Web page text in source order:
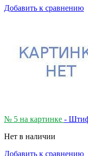
Добавить к сравнению
№ 5 на картинке -
Нет в наличии
Добавить к сравнению